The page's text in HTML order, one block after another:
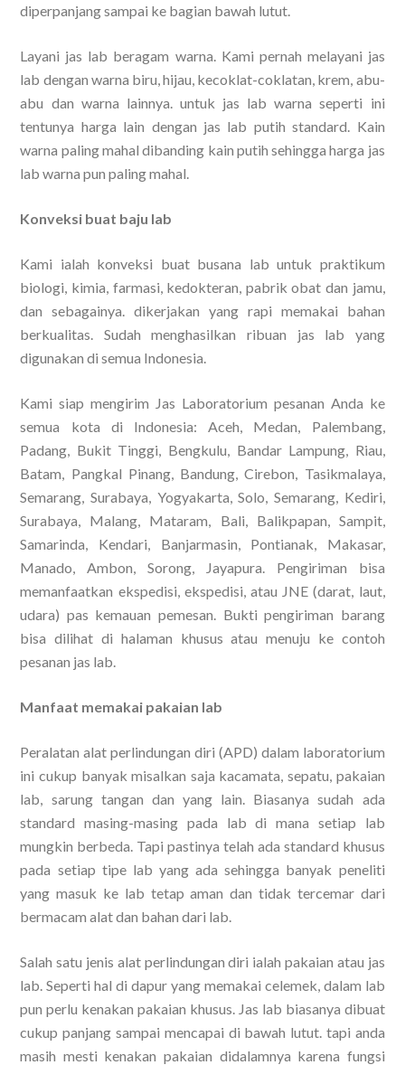
diperpanjang sampai ke bagian bawah lutut.
Layani jas lab beragam warna. Kami pernah melayani jas
lab dengan warna biru, hijau, kecoklat-coklatan, krem, abu-
abu dan warna lainnya. untuk jas lab warna seperti ini
tentunya harga lain dengan jas lab putih standard. Kain
warna paling mahal dibanding kain putih sehingga harga jas
lab warna pun paling mahal.
Konveksi buat baju lab
Kami ialah konveksi buat busana lab untuk praktikum
biologi, kimia, farmasi, kedokteran, pabrik obat dan jamu,
dan sebagainya. dikerjakan yang rapi memakai bahan
berkualitas. Sudah menghasilkan ribuan jas lab yang
digunakan di semua Indonesia.
Kami siap mengirim Jas Laboratorium pesanan Anda ke
semua kota di Indonesia: Aceh, Medan, Palembang,
Padang, Bukit Tinggi, Bengkulu, Bandar Lampung, Riau,
Batam, Pangkal Pinang, Bandung, Cirebon, Tasikmalaya,
Semarang, Surabaya, Yogyakarta, Solo, Semarang, Kediri,
Surabaya, Malang, Mataram, Bali, Balikpapan, Sampit,
Samarinda, Kendari, Banjarmasin, Pontianak, Makasar,
Manado, Ambon, Sorong, Jayapura. Pengiriman bisa
memanfaatkan ekspedisi, ekspedisi, atau JNE (darat, laut,
udara) pas kemauan pemesan. Bukti pengiriman barang
bisa dilihat di halaman khusus atau menuju ke contoh
pesanan jas lab.
Manfaat memakai pakaian lab
Peralatan alat perlindungan diri (APD) dalam laboratorium
ini cukup banyak misalkan saja kacamata, sepatu, pakaian
lab, sarung tangan dan yang lain. Biasanya sudah ada
standard masing-masing pada lab di mana setiap lab
mungkin berbeda. Tapi pastinya telah ada standard khusus
pada setiap tipe lab yang ada sehingga banyak peneliti
yang masuk ke lab tetap aman dan tidak tercemar dari
bermacam alat dan bahan dari lab.
Salah satu jenis alat perlindungan diri ialah pakaian atau jas
lab. Seperti hal di dapur yang memakai celemek, dalam lab
pun perlu kenakan pakaian khusus. Jas lab biasanya dibuat
cukup panjang sampai mencapai di bawah lutut. tapi anda
masih mesti kenakan pakaian didalamnya karena fungsi